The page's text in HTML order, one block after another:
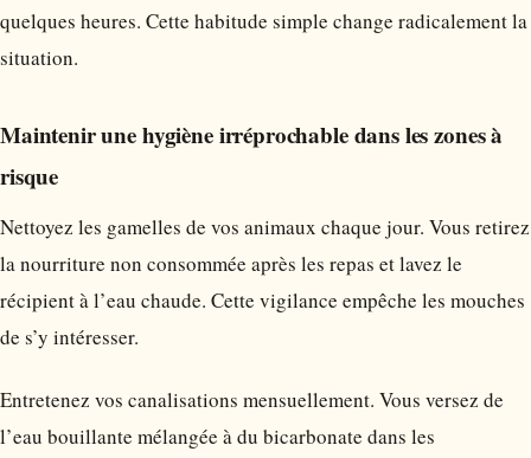
quelques heures. Cette habitude simple change radicalement la
situation.
Maintenir une hygiène irréprochable dans les zones à
risque
Nettoyez les gamelles de vos animaux chaque jour. Vous retirez
la nourriture non consommée après les repas et lavez le
récipient à l’eau chaude. Cette vigilance empêche les mouches
de s’y intéresser.
Entretenez vos canalisations mensuellement. Vous versez de
l’eau bouillante mélangée à du bicarbonate dans les